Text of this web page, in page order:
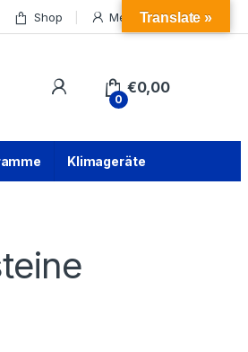
Shop Mein Konto
0
€0,00
Klimageräte
Translate »